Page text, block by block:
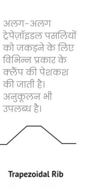
अलग-अलग
ट्रेपेज़ॉइडल पसलियों
को जकड़ने के लिए
विभिन्न प्रकार के
क्लैंप की पेशकश
की जाती है।
अनुकूलन भी
उपलब्ध है।